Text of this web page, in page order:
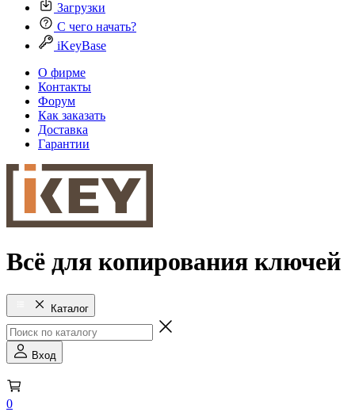
Загрузки
С чего начать?
iKeyBase
О фирме
Контакты
Форум
Как заказать
Доставка
Гарантии
Всё для копирования ключей
Каталог
Вход
0